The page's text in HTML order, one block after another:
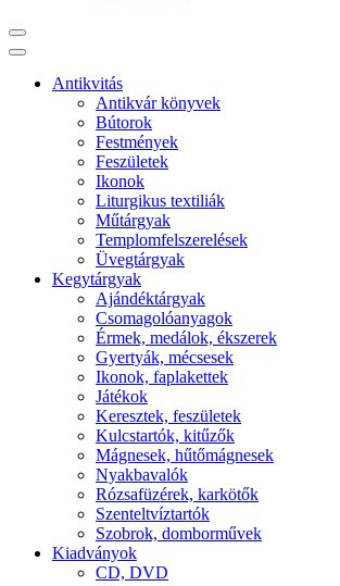
Antikvitás
Antikvár könyvek
Bútorok
Festmények
Feszületek
Ikonok
Liturgikus textiliák
Műtárgyak
Templomfelszerelések
Üvegtárgyak
Kegytárgyak
Ajándéktárgyak
Csomagolóanyagok
Érmek, medálok, ékszerek
Gyertyák, mécsesek
Ikonok, faplakettek
Játékok
Keresztek, feszületek
Kulcstartók, kitűzők
Mágnesek, hűtőmágnesek
Nyakbavalók
Rózsafüzérek, karkötők
Szenteltvíztartók
Szobrok, domborművek
Kiadványok
CD, DVD